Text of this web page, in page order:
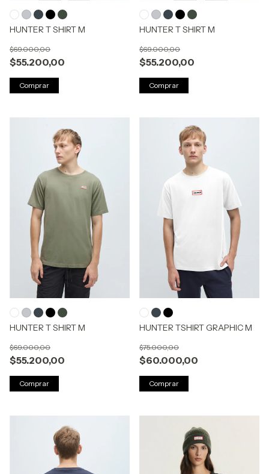
HUNTER T SHIRT M
$55.200,00
$69.000,00
Comprar
HUNTER T SHIRT M
$55.200,00
$69.000,00
Comprar
HUNTER T SHIRT M
$55.200,00
$69.000,00
Comprar
HUNTER TSHIRT GRAPHIC M
$60.000,00
$75.000,00
Comprar